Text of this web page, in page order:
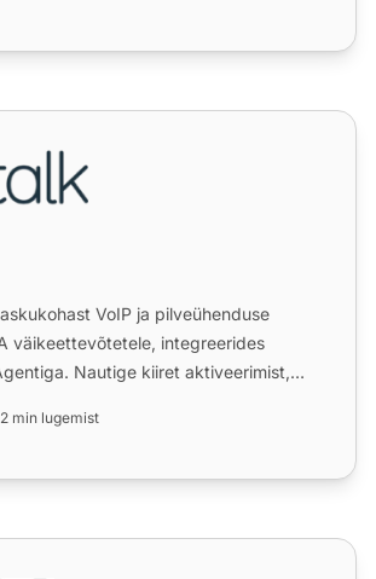
VoIP ja pilveühenduse
väikeettevõtetele, integreerides
Nautige kiiret aktiveerimist,
2 min lugemist